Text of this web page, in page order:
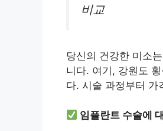
비교
당신의 건강한 미소
니다. 여기, 강원도
다. 시술 과정부터 가
임플란트 수술에